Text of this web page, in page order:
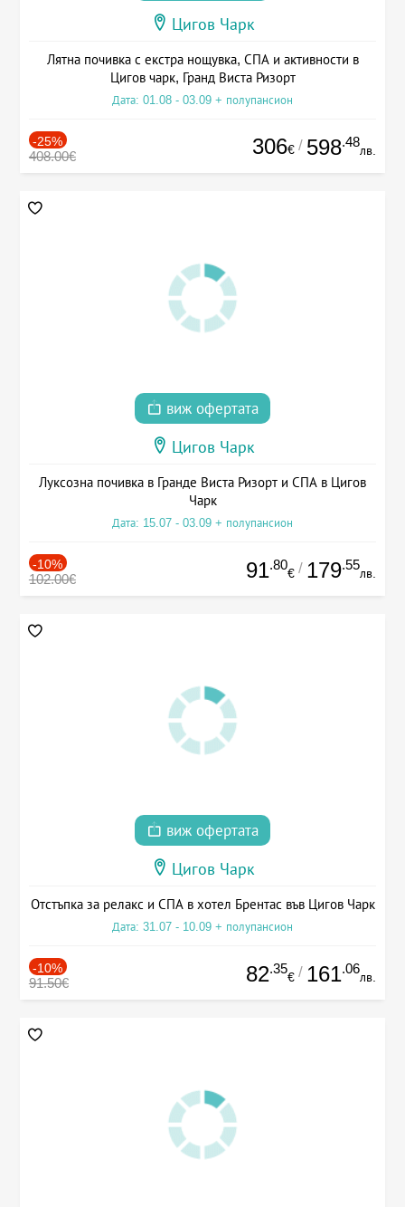
Цигов Чарк
Лятна почивка с екстра нощувка, СПА и активности в
Цигов чарк, Гранд Виста Ризорт
Дата: 01.08 - 03.09 + полупансион
-25%
408.00€ 306€ / 598.48
лв.
виж офертата
Цигов Чарк
Луксозна почивка в Гранде Виста Ризорт и СПА в Цигов
Чарк
Дата: 15.07 - 03.09 + полупансион
-10%
102.00€ 91.80
€ / 179.55
лв.
виж офертата
Цигов Чарк
Отстъпка за релакс и СПА в хотел Брентас във Цигов Чарк
Дата: 31.07 - 10.09 + полупансион
-10%
91.50€ 82.35
€ / 161.06
лв.